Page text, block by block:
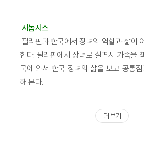
시놉시스
필리핀과 한국에서 장녀의 역할과 삶이
한다. 필리핀에서 장녀로 살면서 가족을
국에 와서 한국 장녀의 삶을 보고 공통
해 본다.
더 보기